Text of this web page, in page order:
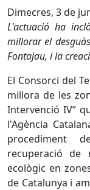
Dimecres, 3 de
L'actuació ha
millorar el
Fontajau, i la
El Consorci del
millora de les
Intervenció IV”
l'Agència
procediment
recuperació
ecològic en
de Catalunya i